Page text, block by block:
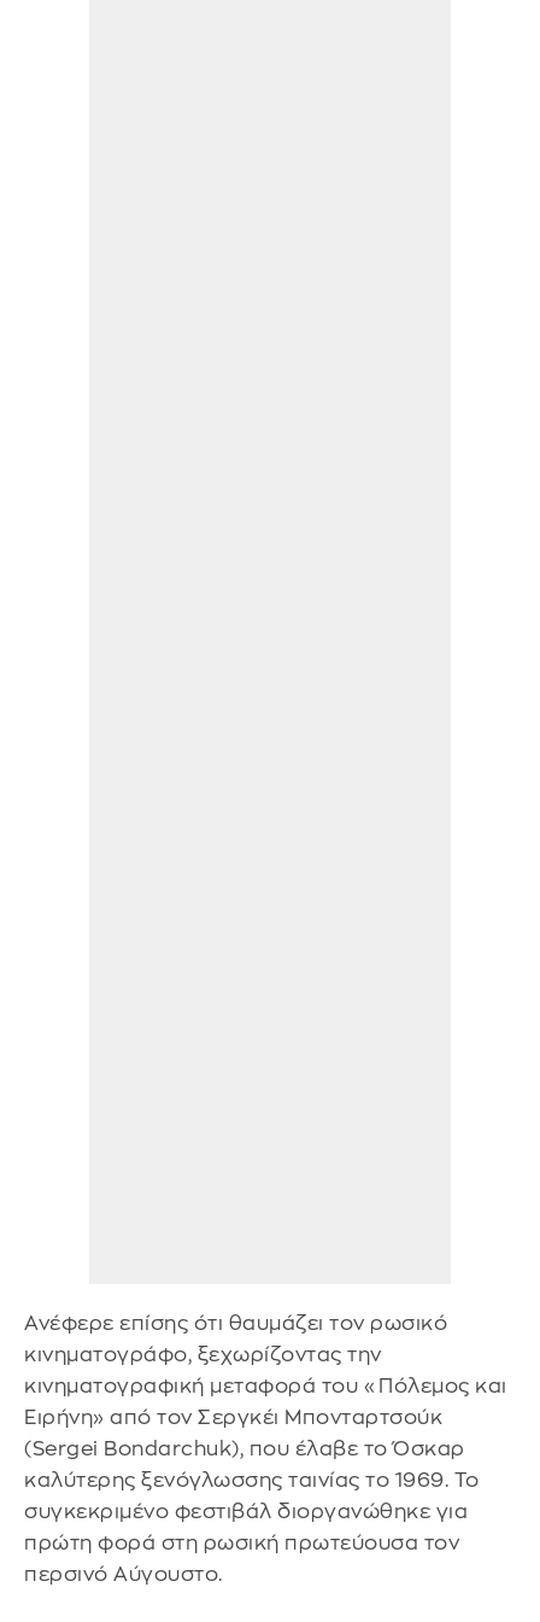
Ανέφερε επίσης ότι θαυμάζει τον ρωσικό
κινηματογράφο, ξεχωρίζοντας την
κινηματογραφική μεταφορά του «Πόλεμος και
Ειρήνη» από τον Σεργκέι Μπονταρτσούκ
(Sergei Bondarchuk), που έλαβε το Όσκαρ
καλύτερης ξενόγλωσσης ταινίας το 1969. Το
συγκεκριμένο φεστιβάλ διοργανώθηκε για
πρώτη φορά στη ρωσική πρωτεύουσα τον
περσινό Αύγουστο.